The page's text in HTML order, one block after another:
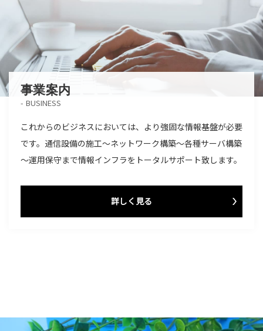
事業案内
BUSINESS
これからのビジネスにおいては、より強固な情報基盤が必要
です。通信設備の施工～ネットワーク構築～各種サーバ構築
～運用保守まで情報インフラをトータルサポート致します。
詳しく見る